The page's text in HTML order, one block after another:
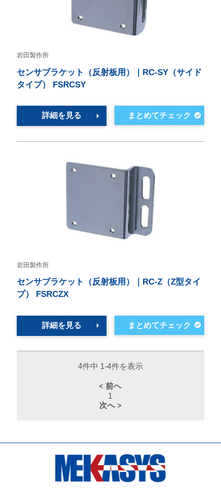
岩田製作所
センサブラケット（反射板用）｜RC-SY（サイド
タイプ） FSRCSY
詳細を見る
岩田製作所
センサブラケット（反射板用）｜RC-Z（Z型タイ
プ） FSRCZX
詳細を見る
4件中 1-4件を表示
前へ
1
次へ